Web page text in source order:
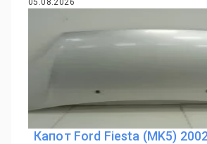
05.08.2026
Капот Ford Fiesta (MK5)